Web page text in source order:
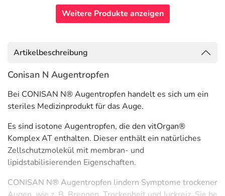
Weitere Produkte anzeigen
Artikelbeschreibung
Conisan N Augentropfen
Bei CONISAN N® Augentropfen handelt es sich um ein
steriles Medizinprodukt für das Auge.
Es sind isotone Augentropfen, die den vitOrgan®
Komplex AT enthalten. Dieser enthält ein natürliches
Zellschutzmolekül mit membran- und
lipidstabilisierenden Eigenschaften.
CONISAN N® Augentropfen lindern Symptome trockener